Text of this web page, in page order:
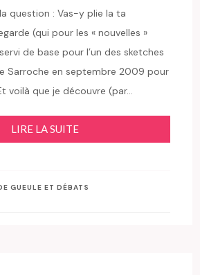
question : Vas-y plie la ta
(qui pour les « nouvelles »
de base pour l’un des sketches
Sarroche en septembre 2009 pour
voilà que je découvre (par…
LIRE LA SUITE
GUEULE ET DÉBATS